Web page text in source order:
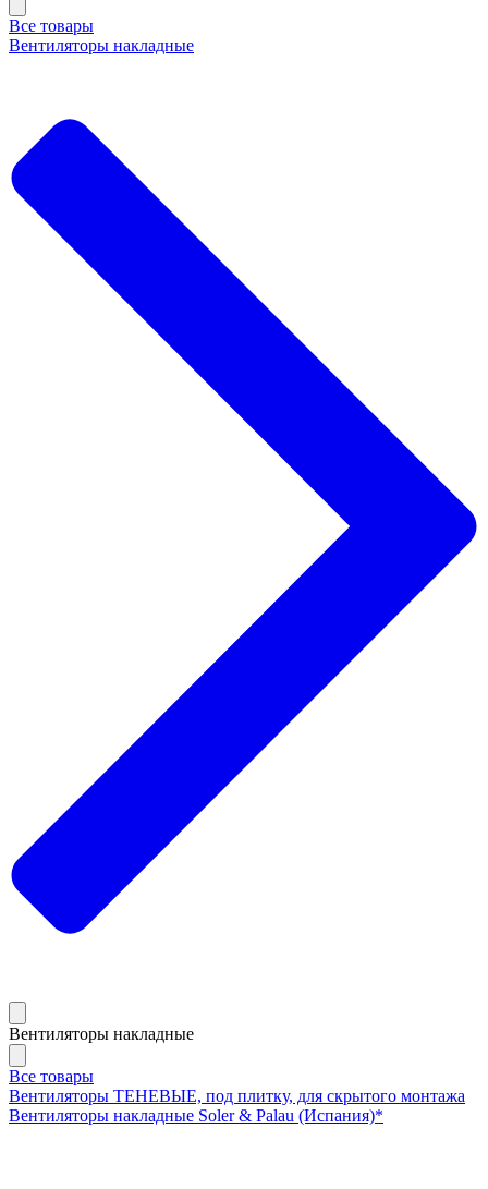
Все товары
Вентиляторы накладные
Вентиляторы накладные
Все товары
Вентиляторы ТЕНЕВЫЕ, под плитку, для скрытого монтажа
Вентиляторы накладные Soler & Palau (Испания)*